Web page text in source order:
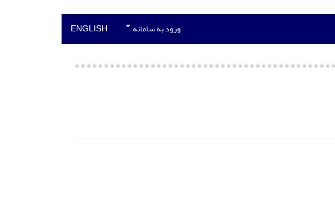
ورود به سامانه ENGLISH